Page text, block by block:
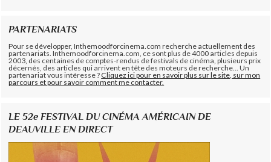
PARTENARIATS
Pour se développer, Inthemoodforcinema.com recherche actuellement des
partenariats. Inthemoodforcinema.com, ce sont plus de 4000 articles depuis
2003, des centaines de comptes-rendus de festivals de cinéma, plusieurs prix
décernés, des articles qui arrivent en tête des moteurs de recherche... Un
partenariat vous intéresse ?Cliquez ici pour en savoir plus sur le site, sur mon
parcours et pour savoir comment me contacter.
LE 52e FESTIVAL DU CINÉMA AMÉRICAIN DE
DEAUVILLE EN DIRECT